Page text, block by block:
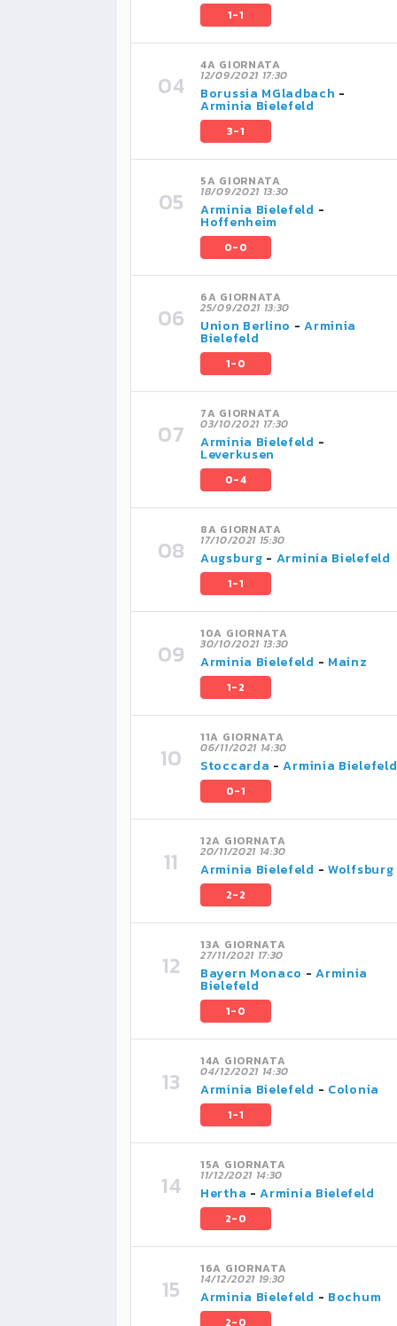
1-1
4A GIORNATA
12/09/2021 17:30
Borussia MGladbach -
Arminia Bielefeld
3-1
5A GIORNATA
18/09/2021 13:30
Arminia Bielefeld -
Hoffenheim
0-0
6A GIORNATA
25/09/2021 13:30
Union Berlino -Arminia
Bielefeld
1-0
7A GIORNATA
03/10/2021 17:30
Arminia Bielefeld -
Leverkusen
0-4
8A GIORNATA
17/10/2021 15:30
Augsburg - Arminia Bielefeld
1-1
10A GIORNATA
30/10/2021 13:30
Arminia Bielefeld - Mainz
1-2
11A GIORNATA
06/11/2021 14:30
Stoccarda -Arminia Bielefeld
0-1
12A GIORNATA
20/11/2021 14:30
Arminia Bielefeld -Wolfsburg
2-2
13A GIORNATA
27/11/2021 17:30
Bayern Monaco -Arminia
Bielefeld
1-0
14A GIORNATA
04/12/2021 14:30
Arminia Bielefeld - Colonia
1-1
15A GIORNATA
11/12/2021 14:30
Hertha -Arminia Bielefeld
2-0
16A GIORNATA
14/12/2021 19:30
Arminia Bielefeld - Bochum
2-0